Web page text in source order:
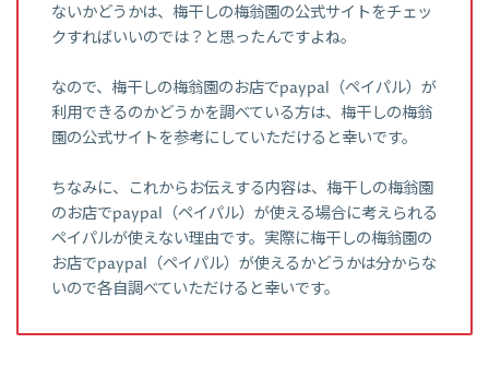
ないかどうかは、梅干しの梅翁園の公式サイトをチェッ
クすればいいのでは？と思ったんですよね。
なので、梅干しの梅翁園のお店でpaypal（ペイパル）が
利用できるのかどうかを調べている方は、梅干しの梅翁
園の公式サイトを参考にしていただけると幸いです。
ちなみに、これからお伝えする内容は、梅干しの梅翁園
のお店でpaypal（ペイパル）が使える場合に考えられる
ペイパルが使えない理由です。実際に梅干しの梅翁園の
お店でpaypal（ペイパル）が使えるかどうかは分からな
いので各自調べていただけると幸いです。